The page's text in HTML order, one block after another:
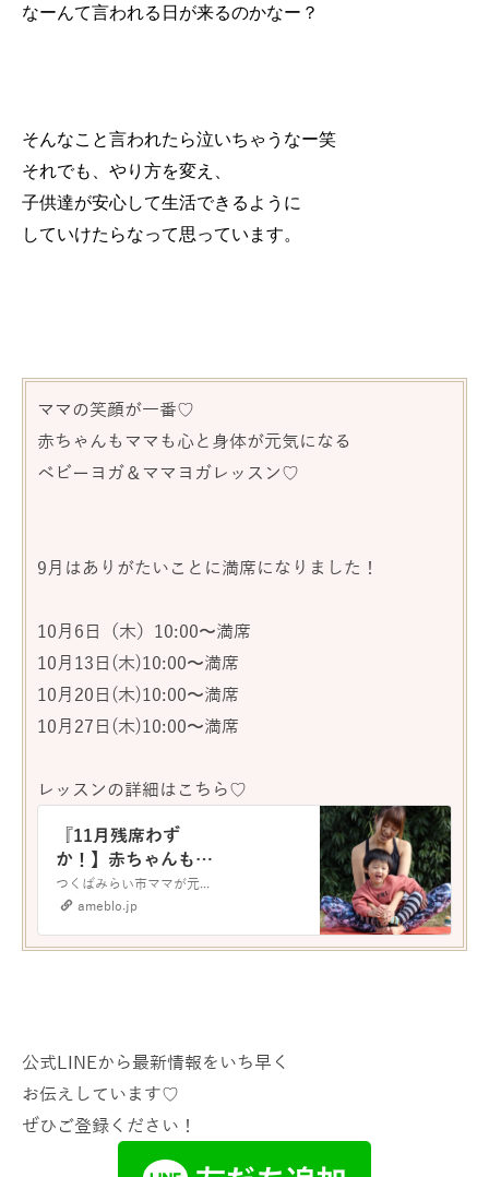
なーんて言われる日が来るのかなー？
そんなこと言われたら泣いちゃうなー笑
それでも、やり方を変え、
子供達が安心して生活できるように
していけたらなって思っています。
ママの笑顔が一番♡
赤ちゃんもママも心と身体が元気になる
ベビーヨガ＆ママヨガレッスン♡
9月はありがたいことに満席になりました！
10月6日（木）10:00〜満席
10月13日(木)10:00〜満席
10月20日(木)10:00〜満席
10月27日(木)10:00〜満席
レッスンの詳細はこちら♡
『11月残席わず
か！】赤ちゃんも一
緒にママも元気でH
appyになれる♡ベ
ビママヨガ』
つくばみらい市ママが元気になるための♡ベビーヨガ＆ママヨガボディメイクヨガyogasalon hiyori なまい あゆみです。 妊娠が分かったときには 旦…
ameblo.jp
公式LINEから最新情報をいち早く
お伝えしています♡
ぜひご登録ください！